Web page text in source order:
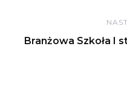
Branżowa Szkoła I